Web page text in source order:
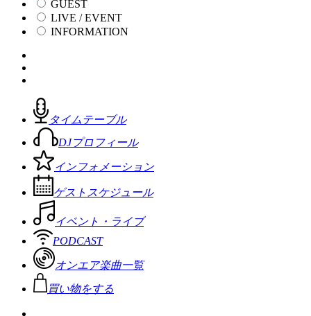
GUEST
LIVE / EVENT
INFORMATION
タイムテーブル
DJプロフィール
インフォメーション
ゲストスケジュール
イベント・ライブ
PODCAST
オンエア楽曲一覧
買い物をする